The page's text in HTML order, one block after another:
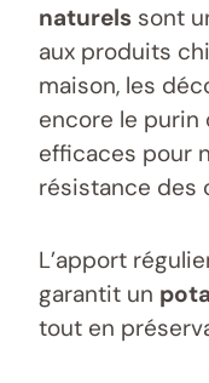
naturels sont
aux produits
maison, les
encore le purin
efficaces pour
résistance des
L’apport
garantit un
tout en